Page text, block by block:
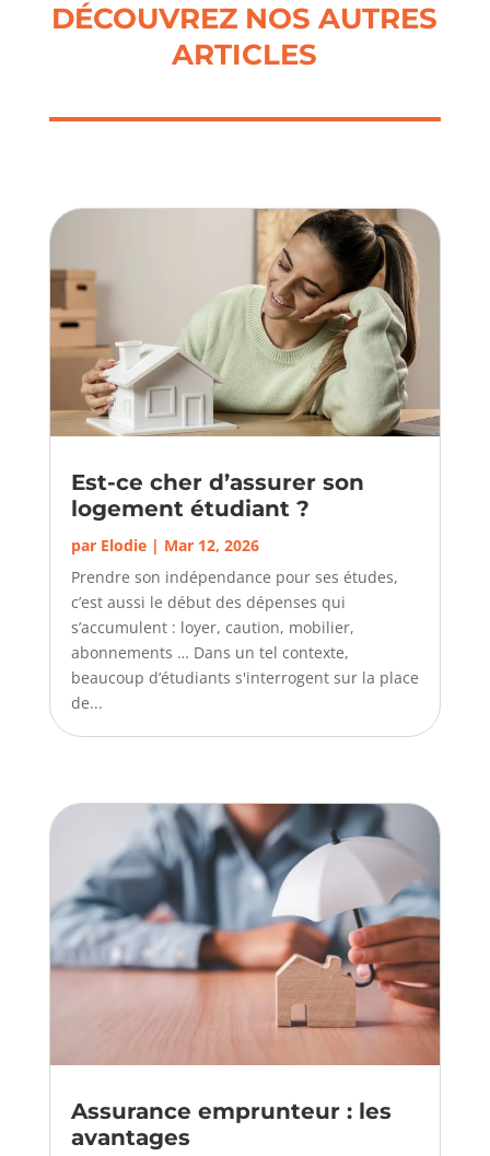
DÉCOUVREZ NOS AUTRES
ARTICLES
Est-ce cher d’assurer son
logement étudiant ?
par Elodie| Mar 12, 2026
Prendre son indépendance pour ses études,
c’est aussi le début des dépenses qui
s’accumulent : loyer, caution, mobilier,
abonnements … Dans un tel contexte,
beaucoup d’étudiants s'interrogent sur la place
de...
Assurance emprunteur : les
avantages